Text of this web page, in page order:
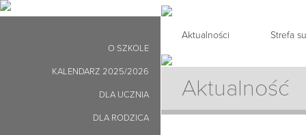
O SZKOLE
KALENDARZ 2025/2026
DLA UCZNIA
DLA RODZICA
Aktualności Strefa
Aktualność